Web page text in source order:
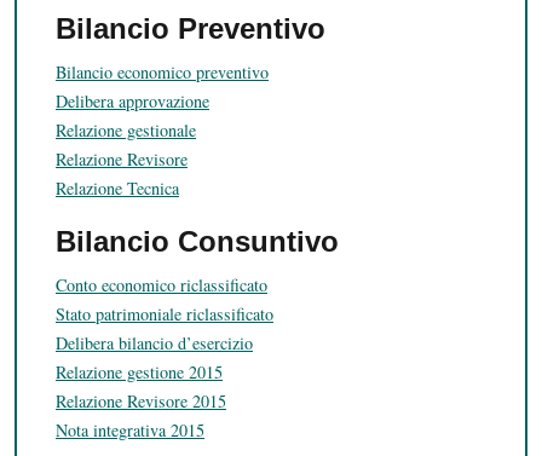
Bilancio Preventivo
Bilancio economico preventivo
Delibera approvazione
Relazione gestionale
Relazione Revisore
Relazione Tecnica
Bilancio Consuntivo
Conto economico riclassificato
Stato patrimoniale riclassificato
Delibera bilancio d’esercizio
Relazione gestione 2015
Relazione Revisore 2015
Nota integrativa 2015